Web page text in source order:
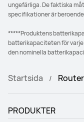
ungefärliga. De faktiska
specifikationer är
*****Produktens
batterikapaciteten för varje
den nominella
Startsida Router
PRODUKTER